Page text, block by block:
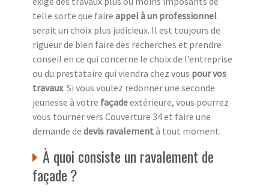
telle sorte que faire appel à un professionnel
serait un choix plus judicieux. Il est toujours de
rigueur de bien faire des recherches et prendre
conseil en ce qui concerne le choix de l’entreprise
ou du prestataire qui viendra chez vous pour vos
travaux. Si vous voulez redonner une seconde
jeunesse à votre façadeextérieure, vous pourrez
vous tourner vers Couverture 34 et faire une
demande de devis ravalementà tout moment.
À quoi consiste un ravalement de
façade ?